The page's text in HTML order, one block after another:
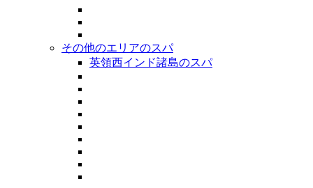
その他のエリアのスパ
英領西インド諸島のスパ